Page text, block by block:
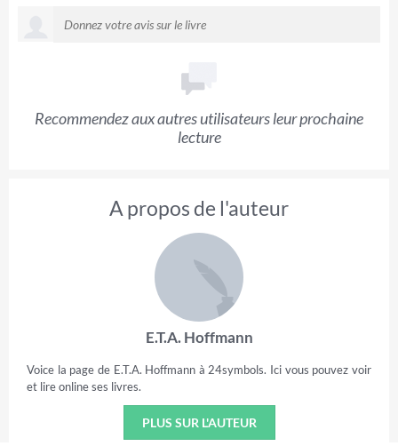
Recommendez aux autres utilisateurs leur prochaine
lecture
A propos de l'auteur
E.T.A. Hoffmann
Voice la page de E.T.A. Hoffmann à 24symbols. Ici vous pouvez voir
et lire online ses livres.
PLUS SUR L'AUTEUR